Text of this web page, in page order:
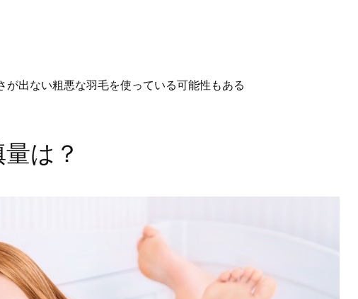
が出ない粗悪な羽毛を使っている可能性もある
は？